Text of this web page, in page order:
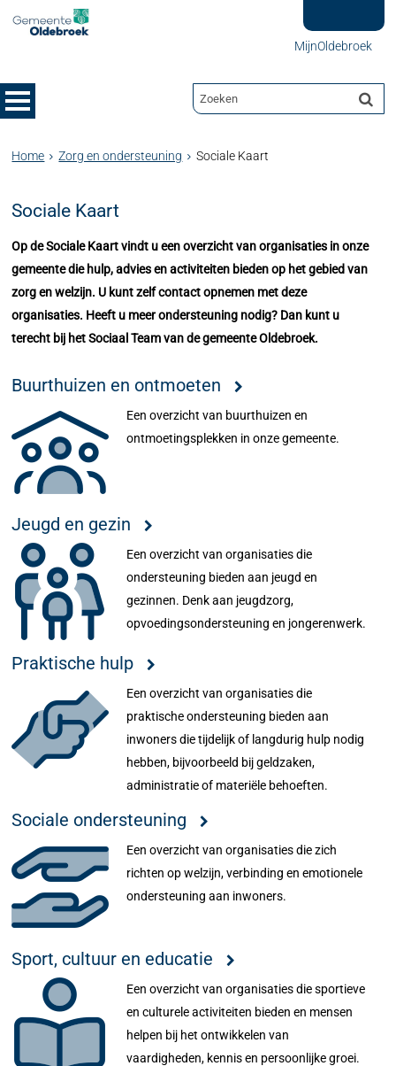
MijnOldebroek
Home Zorg en ondersteuning Sociale Kaart
Sociale Kaart
Op de Sociale Kaart vindt u een overzicht van organisaties in onze
gemeente die hulp, advies en activiteiten bieden op het gebied van
zorg en welzijn. U kunt zelf contact opnemen met deze
organisaties. Heeft u meer ondersteuning nodig? Dan kunt u
terecht bij het Sociaal Team van de gemeente Oldebroek.
Buurthuizen en ontmoeten
Een overzicht van buurthuizen en
ontmoetingsplekken in onze gemeente.
Jeugd en gezin
Een overzicht van organisaties die
ondersteuning bieden aan jeugd en
gezinnen. Denk aan jeugdzorg,
opvoedingsondersteuning en jongerenwerk.
Praktische hulp
Een overzicht van organisaties die
praktische ondersteuning bieden aan
inwoners die tijdelijk of langdurig hulp nodig
hebben, bijvoorbeeld bij geldzaken,
administratie of materiële behoeften.
Sociale ondersteuning
Een overzicht van organisaties die zich
richten op welzijn, verbinding en emotionele
ondersteuning aan inwoners.
Sport, cultuur en educatie
Een overzicht van organisaties die sportieve
en culturele activiteiten bieden en mensen
helpen bij het ontwikkelen van
vaardigheden, kennis en persoonlijke groei.